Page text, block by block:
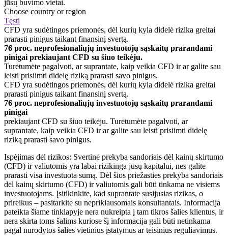
jūsų buvimo vietai.
Choose country or region
Tęsti
CFD yra sudėtingos priemonės, dėl kurių kyla didelė rizika greitai
prarasti pinigus taikant finansinį svertą.
76 proc. neprofesionaliųjų investuotojų sąskaitų prarandami
pinigai prekiaujant CFD su šiuo teikėju.
Turėtumėte pagalvoti, ar suprantate, kaip veikia CFD ir ar galite sau
leisti prisiimti didelę riziką prarasti savo pinigus.
CFD yra sudėtingos priemonės, dėl kurių kyla didelė rizika greitai
prarasti pinigus taikant finansinį svertą.
76 proc. neprofesionaliųjų investuotojų sąskaitų prarandami
pinigai
prekiaujant CFD su šiuo teikėju. Turėtumėte pagalvoti, ar
suprantate, kaip veikia CFD ir ar galite sau leisti prisiimti didelę
riziką prarasti savo pinigus.
Ispėjimas dėl rizikos: Svertinė prekyba sandoriais dėl kainų skirtumo
(CFD) ir valiutomis yra labai rizikinga jūsų kapitalui, nes galite
prarasti visa investuota sumą. Dėl šios priežasties prekyba sandoriais
dėl kainų skirtumo (CFD) ir valiutomis gali būti tinkama ne visiems
investuotojams. Įsitikinkite, kad suprantate susijusias rizikas, o
prireikus – pasitarkite su nepriklausomais konsultantais. Informacija
pateikta šiame tinklapyje nera nukreipta į tam tikros šalies klientus, ir
nera skirta toms šalims kuriose šį informacija gali būti netinkama
pagal nurodytos šalies vietinius įstatymus ar teisinius reguliavimus.